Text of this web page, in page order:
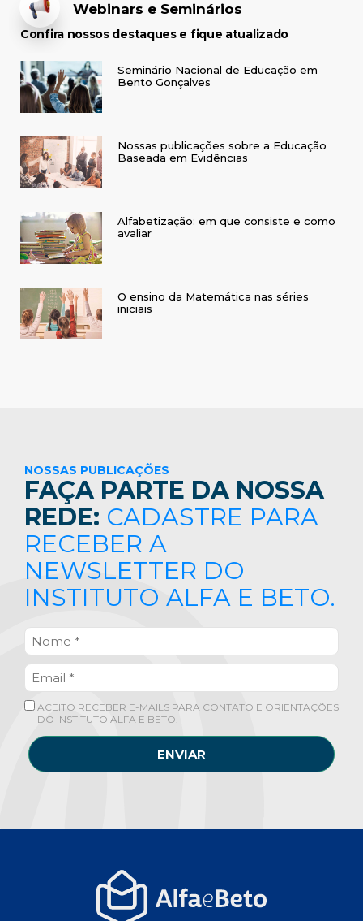
Webinars e Seminários
Confira nossos destaques e fique atualizado
Seminário Nacional de Educação em
Bento Gonçalves
Nossas publicações sobre a Educação
Baseada em Evidências
Alfabetização: em que consiste e como
avaliar
O ensino da Matemática nas séries
iniciais
NOSSAS PUBLICAÇÕES
FAÇA PARTE DA NOSSA
REDE: CADASTRE PARA
RECEBER A
NEWSLETTER DO
INSTITUTO ALFA E BETO.
ACEITO RECEBER E-MAILS PARA CONTATO E ORIENTAÇÕES
DO INSTITUTO ALFA E BETO.
ENVIAR